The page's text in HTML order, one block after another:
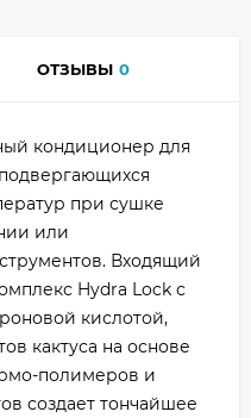
ОТЗЫВЫ 0
кондиционер для
при сушке
или
Входящий
Hydra Lock с
кислотой,
кактуса на основе
полимеров и
создает тончайшее